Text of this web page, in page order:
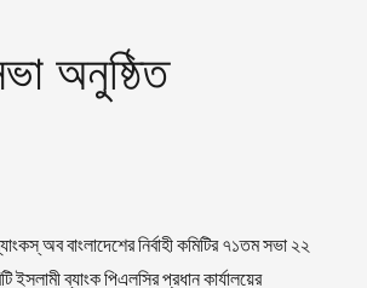
অনুষ্ঠিত
অব বাংলাদেশের নির্বাহী কমিটির ৭১তম সভা ২২
ইসলামী ব্যাংক পিএলসির প্রধান কার্যালয়ের